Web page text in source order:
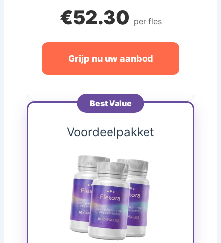
€52.30 per fles
Grijp nu uw aanbod
Best Value
Voordeelpakket